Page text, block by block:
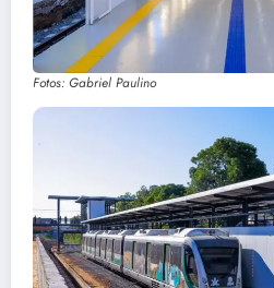
Fotos: Gabriel Paulino